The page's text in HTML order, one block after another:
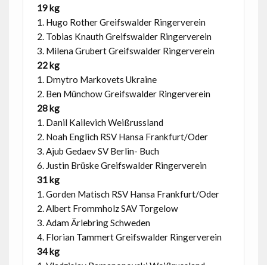
19 kg
1. Hugo Rother Greifswalder Ringerverein
2. Tobias Knauth Greifswalder Ringerverein
3. Milena Grubert Greifswalder Ringerverein
22 kg
1. Dmytro Markovets Ukraine
2. Ben Münchow Greifswalder Ringerverein
28 kg
1. Danil Kailevich Weißrussland
2. Noah Englich RSV Hansa Frankfurt/Oder
3. Ajub Gedaev SV Berlin- Buch
6. Justin Brüske Greifswalder Ringerverein
31 kg
1. Gorden Matisch RSV Hansa Frankfurt/Oder
2. Albert Frommholz SAV Torgelow
3. Adam Ärlebring Schweden
4. Florian Tammert Greifswalder Ringerverein
34 kg